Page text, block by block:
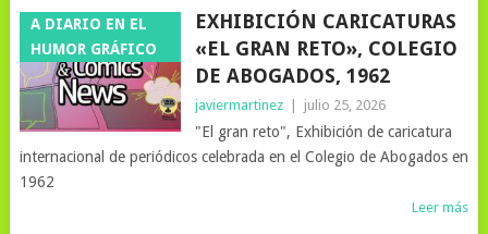
A DIARIO EN EL
HUMOR GRÁFICO
EXHIBICIÓN CARICATURAS
«EL GRAN RETO», COLEGIO
DE ABOGADOS, 1962
javiermartinez julio 25, 2026
"El gran reto", Exhibición de caricatura
internacional de periódicos celebrada en el Colegio de Abogados en
1962
Leer más